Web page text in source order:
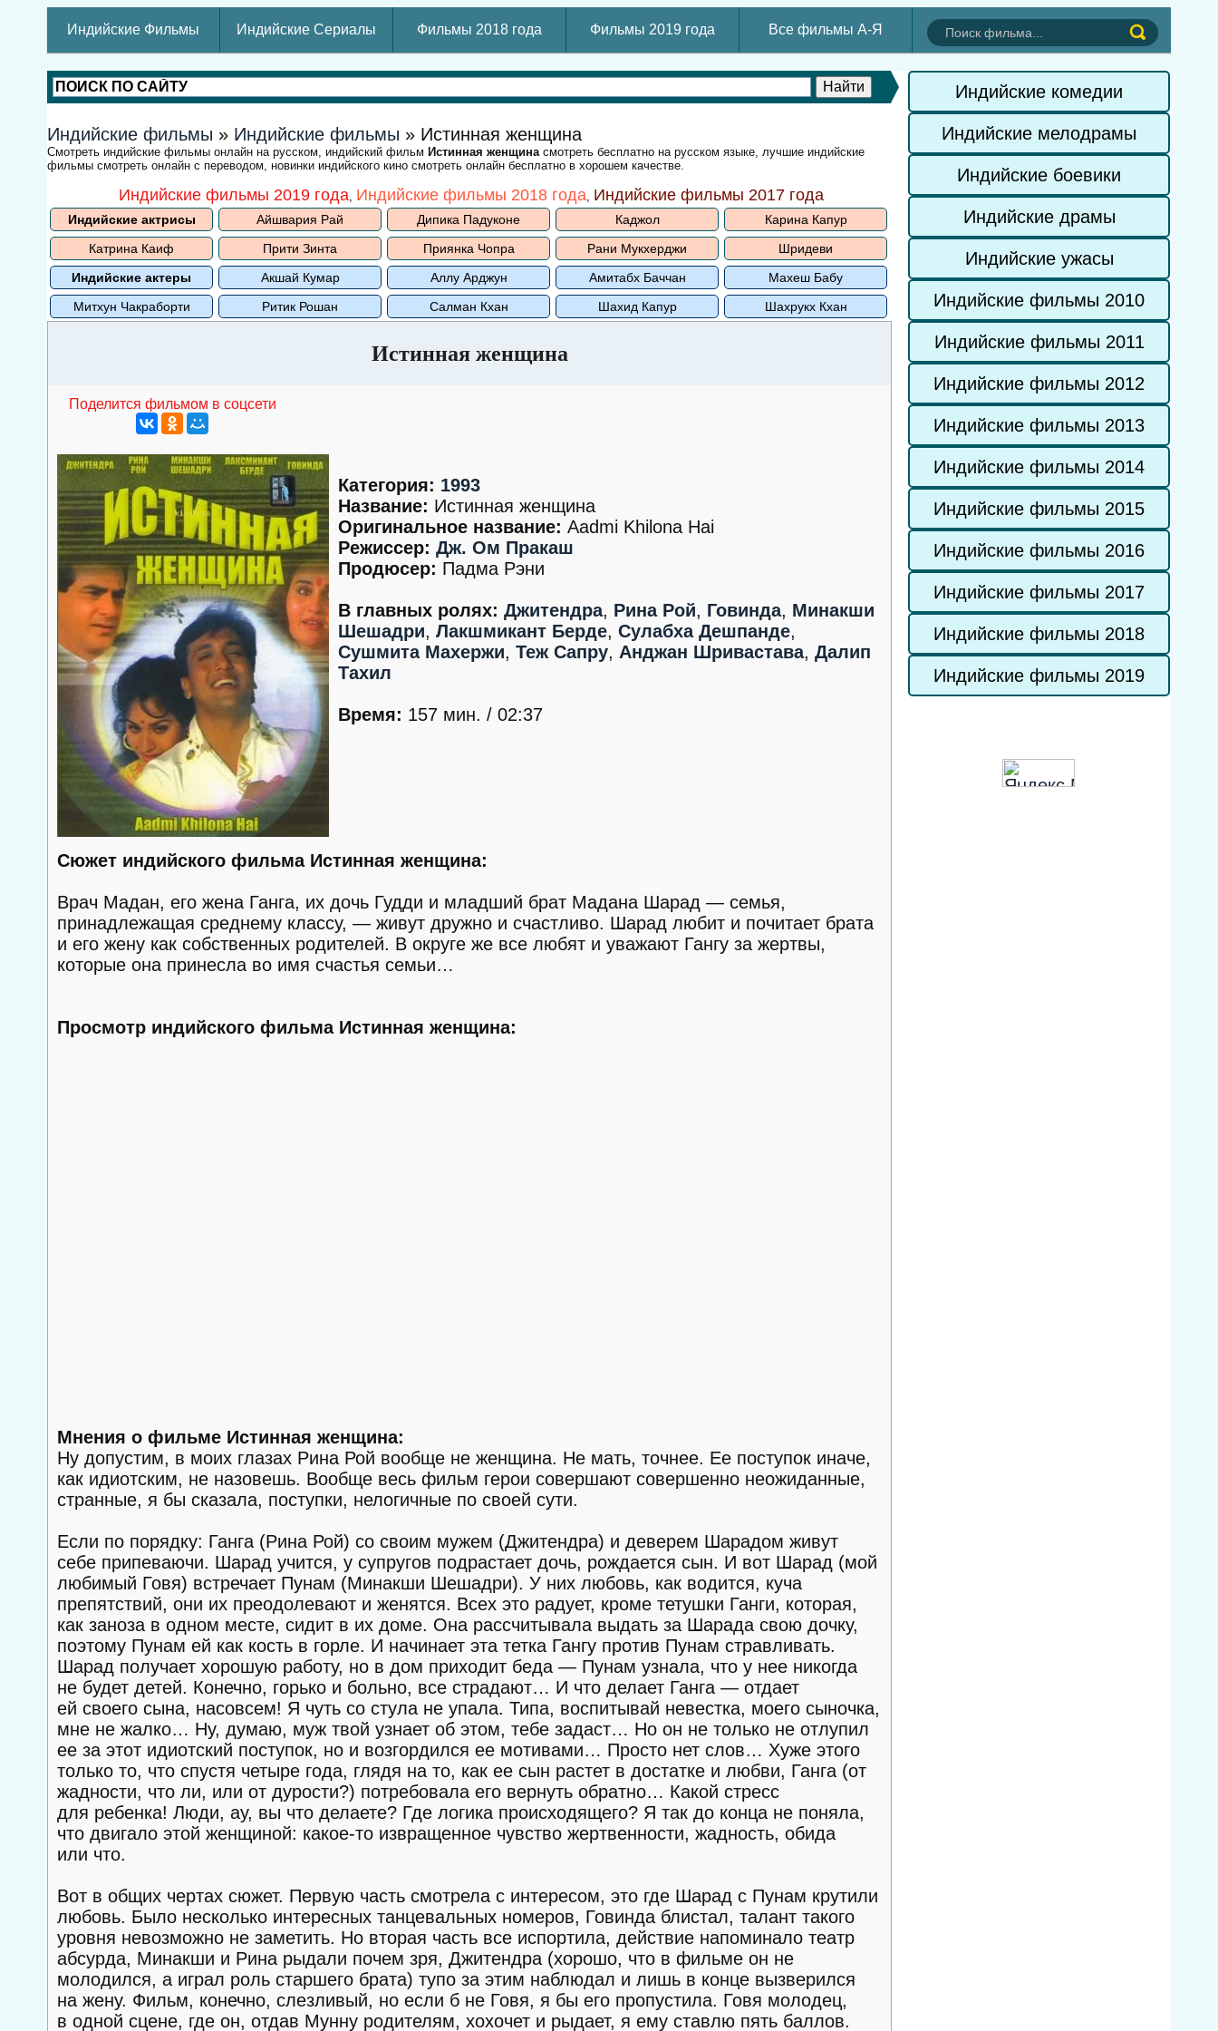
Индийские Фильмы Индийские Сериалы Фильмы 2018 года Фильмы 2019 года Все фильмы А-Я
Индийские фильмы » Индийские фильмы » Истинная женщина
Смотреть индийские фильмы онлайн на русском, индийский фильм Истинная женщинасмотреть бесплатно на русском языке, лучшие индийские
фильмы смотреть онлайн с переводом, новинки индийского кино смотреть онлайн бесплатно в хорошем качестве.
Индийские фильмы 2019 года, Индийские фильмы 2018 года, Индийские фильмы 2017 года
Индийские актрисы Айшвария Рай Дипика Падуконе Каджол
Карина Капур
Катрина Каиф
Прити Зинта Приянка Чопра Рани Мукхерджи
Шридеви
Индийские актеры
Акшай Кумар Аллу Арджун Амитабх Баччан
Махеш Бабу
Митхун Чакраборти
Ритик Рошан Салман Кхан Шахид Капур Шахрукх Кхан
Истинная женщина
Поделится фильмом в соцсети
Категория: 1993
Название: Истинная женщина
Оригинальное название: Aadmi Khilona Hai
Режиссер: Дж. Ом Пракаш
Продюсер: Падма Рэни
В главных ролях: Джитендра, Рина Рой, Говинда, Минакши
Шешадри, Лакшмикант Берде, Сулабха Дешпанде,
Сушмита Махержи, Теж Сапру, Анджан Шривастава, Далип
Тахил
Время: 157 мин. / 02:37
Сюжет индийского фильма Истинная женщина:
Врач Мадан, его жена Ганга, их дочь Гудди и младший брат Мадана Шарад — семья,
принадлежащая среднему классу, — живут дружно и счастливо. Шарад любит и почитает брата
и его жену как собственных родителей. В округе же все любят и уважают Гангу за жертвы,
которые она принесла во имя счастья семьи…
Просмотр индийского фильма Истинная женщина:
Мнения о фильме Истинная женщина:
Ну допустим, в моих глазах Рина Рой вообще не женщина. Не мать, точнее. Ее поступок иначе,
как идиотским, не назовешь. Вообще весь фильм герои совершают совершенно неожиданные,
странные, я бы сказала, поступки, нелогичные по своей сути.
Если по порядку: Ганга (Рина Рой) со своим мужем (Джитендра) и деверем Шарадом живут
себе припеваючи. Шарад учится, у супругов подрастает дочь, рождается сын. И вот Шарад (мой
любимый Говя) встречает Пунам (Минакши Шешадри). У них любовь, как водится, куча
препятствий, они их преодолевают и женятся. Всех это радует, кроме тетушки Ганги, которая,
как заноза в одном месте, сидит в их доме. Она рассчитывала выдать за Шарада свою дочку,
поэтому Пунам ей как кость в горле. И начинает эта тетка Гангу против Пунам стравливать.
Шарад получает хорошую работу, но в дом приходит беда — Пунам узнала, что у нее никогда
не будет детей. Конечно, горько и больно, все страдают… И что делает Ганга — отдает
ей своего сына, насовсем! Я чуть со стула не упала. Типа, воспитывай невестка, моего сыночка,
мне не жалко… Ну, думаю, муж твой узнает об этом, тебе задаст… Но он не только не отлупил
ее за этот идиотский поступок, но и возгордился ее мотивами… Просто нет слов… Хуже этого
только то, что спустя четыре года, глядя на то, как ее сын растет в достатке и любви, Ганга (от
жадности, что ли, или от дурости?) потребовала его вернуть обратно… Какой стресс
для ребенка! Люди, ау, вы что делаете? Где логика происходящего? Я так до конца не поняла,
что двигало этой женщиной: какое-то извращенное чувство жертвенности, жадность, обида
или что.
Вот в общих чертах сюжет. Первую часть смотрела с интересом, это где Шарад с Пунам крутили
любовь. Было несколько интересных танцевальных номеров, Говинда блистал, талант такого
уровня невозможно не заметить. Но вторая часть все испортила, действие напоминало театр
абсурда, Минакши и Рина рыдали почем зря, Джитендра (хорошо, что в фильме он не
молодился, а играл роль старшего брата) тупо за этим наблюдал и лишь в конце вызверился
на жену. Фильм, конечно, слезливый, но если б не Говя, я бы его пропустила. Говя молодец,
в одной сцене, где он, отдав Мунну родителям, хохочет и рыдает, я ему ставлю пять баллов.
Индийские комедии
Индийские мелодрамы
Индийские боевики
Индийские драмы
Индийские ужасы
Индийские фильмы 2010
Индийские фильмы 2011
Индийские фильмы 2012
Индийские фильмы 2013
Индийские фильмы 2014
Индийские фильмы 2015
Индийские фильмы 2016
Индийские фильмы 2017
Индийские фильмы 2018
Индийские фильмы 2019